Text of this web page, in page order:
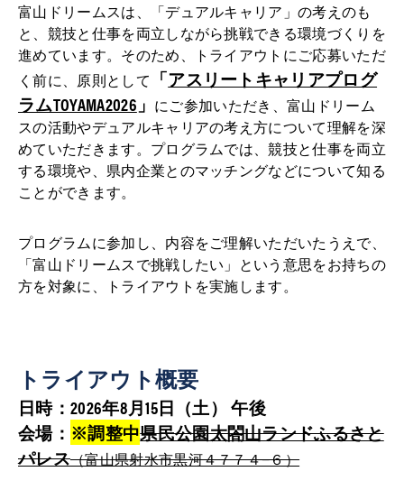
富山ドリームスは、「デュアルキャリア」の考えのも
と、競技と仕事を両立しながら挑戦できる環境づくりを
進めています。そのため、トライアウトにご応募いただ
く前に、原則として 「アスリートキャリアプログ
ラムTOYAMA2026 」 にご参加いただき、富山ドリーム
スの活動やデュアルキャリアの考え方について理解を深
めていただきます。プログラムでは、競技と仕事を両立
する環境や、県内企業とのマッチングなどについて知る
ことができます。
プログラムに参加し、内容をご理解いただいたうえで、
「富山ドリームスで挑戦したい」という意思をお持ちの
方を対象に、トライアウトを実施します。
トライアウト概要
日時：2026年8月15日（土） 午後
会場： ※調整中県民公園太閤山ランドふるさと
パレス（富山県射水市黒河４７７４−６）